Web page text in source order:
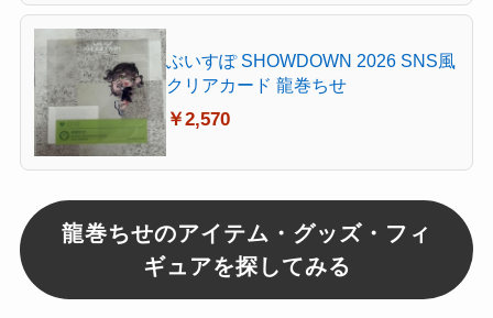
ぶいすぽ SHOWDOWN 2026 SNS風
クリアカード 龍巻ちせ
￥2,570
龍巻ちせのアイテム・グッズ・フィ
ギュアを探してみる